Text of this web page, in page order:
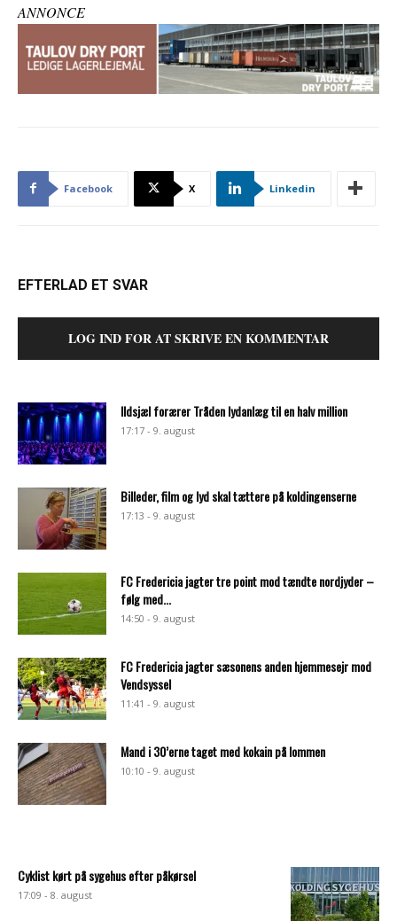
ANNONCE
Facebook X Linkedin
EFTERLAD ET SVAR
LOG IND FOR AT SKRIVE EN KOMMENTAR
Ildsjæl forærer Tråden lydanlæg til en halv million
17:17 - 9. august
Billeder, film og lyd skal tættere på koldingenserne
17:13 - 9. august
FC Fredericia jagter tre point mod tændte nordjyder –
følg med...
14:50 - 9. august
FC Fredericia jagter sæsonens anden hjemmesejr mod
Vendsyssel
11:41 - 9. august
Mand i 30’erne taget med kokain på lommen
10:10 - 9. august
Cyklist kørt på sygehus efter påkørsel
17:09 - 8. august